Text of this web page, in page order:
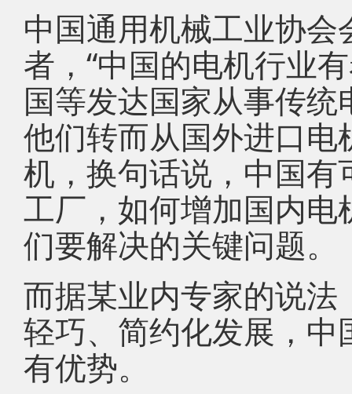
中国通用机械工业协
者，“中国的电机行业
国等发达国家从事传
他们转而从国外进口
机，换句话说，中国
工厂，如何增加国内
们要解决的关键问题。
而据某业内专家的说法
轻巧、简约化发展，
有优势。